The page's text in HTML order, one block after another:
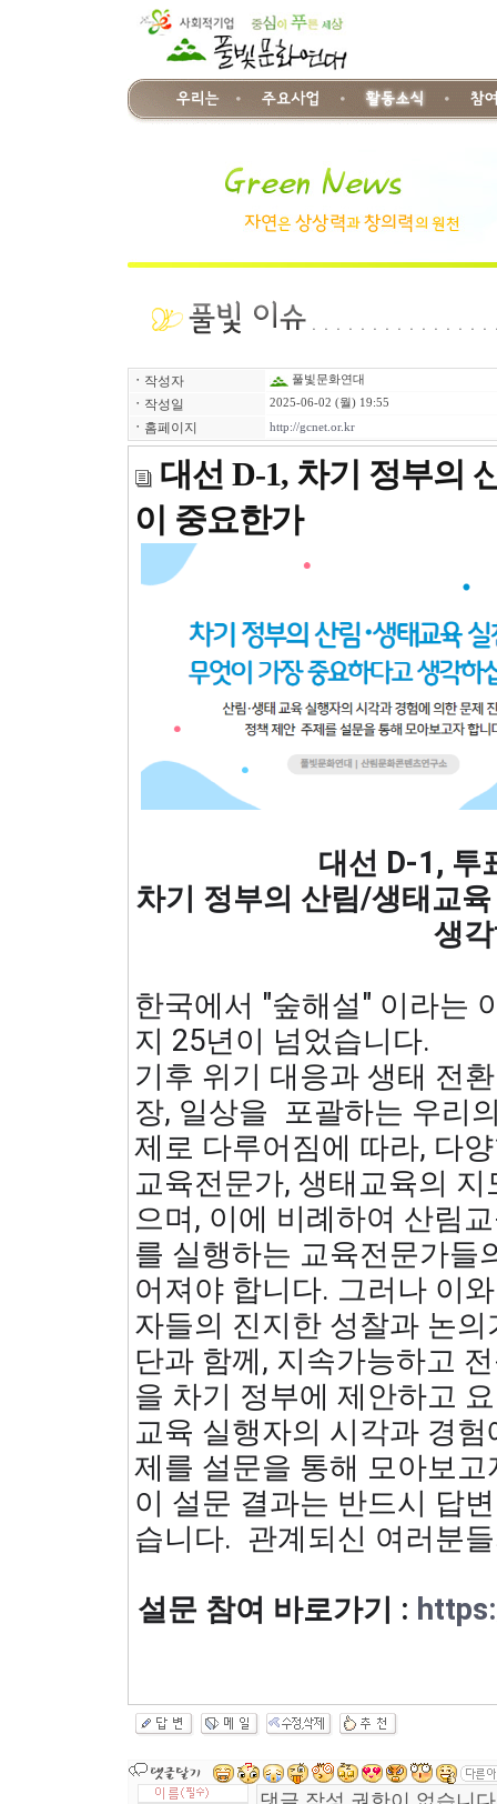
ㆍ 작성자 풀빛문화연대
ㆍ 작성일 2025-06-02 (월) 19:55
ㆍ 홈페이지 http://gcnet.or.kr
대선 D-1, 차기 정부의
이 중요한가
대선 D-1, 투
차기 정부의 산림/생태교
생
한국에서 "숲해설" 이라는
지 25년이 넘었습니다.
기후 위기 대응과 생태 전
장, 일상을 포괄하는 우리
제로 다루어짐에 따라, 다
교육전문가, 생태교육의
으며, 이에 비례하여 산림
를 실행하는 교육전문가들
어져야 합니다. 그러나 이
자들의 진지한 성찰과 논
단과 함께, 지속가능하고
을 차기 정부에 제안하고
교육 실행자의 시각과 경
제를 설문을 통해 모아보고
이 설문 결과는 반드시 답
습니다. 관계되신 여러분
설문 참여 바로가기 :